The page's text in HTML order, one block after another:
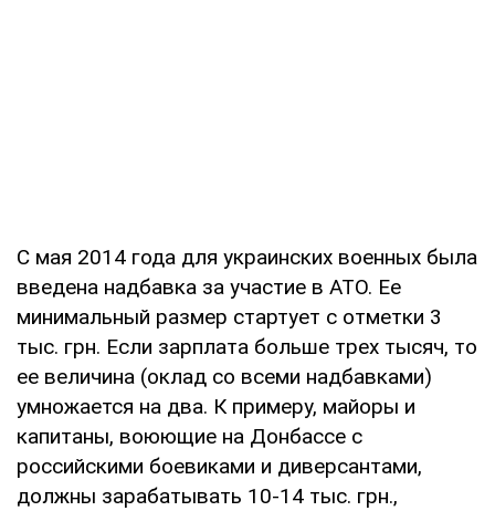
С мая 2014 года для украинских военных была
введена надбавка за участие в АТО. Ее
минимальный размер стартует с отметки 3
тыс. грн. Если зарплата больше трех тысяч, то
ее величина (оклад со всеми надбавками)
умножается на два. К примеру, майоры и
капитаны, воюющие на Донбассе с
российскими боевиками и диверсантами,
должны зарабатывать 10-14 тыс. грн.,